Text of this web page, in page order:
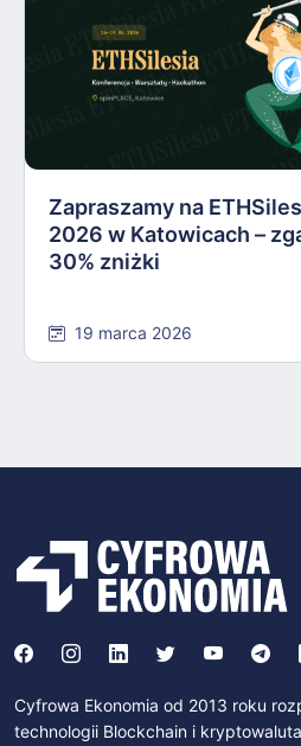
Zapraszamy na
2026 w Katowicach –
30% zniżki
19 marca 2026
Cyfrowa Ekonomia od 2013 roku
technologii Blockchain i